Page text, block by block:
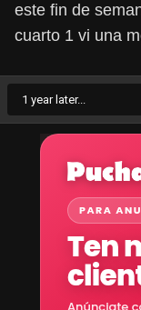
este fin de
cuarto 1 vi una
1 year later...